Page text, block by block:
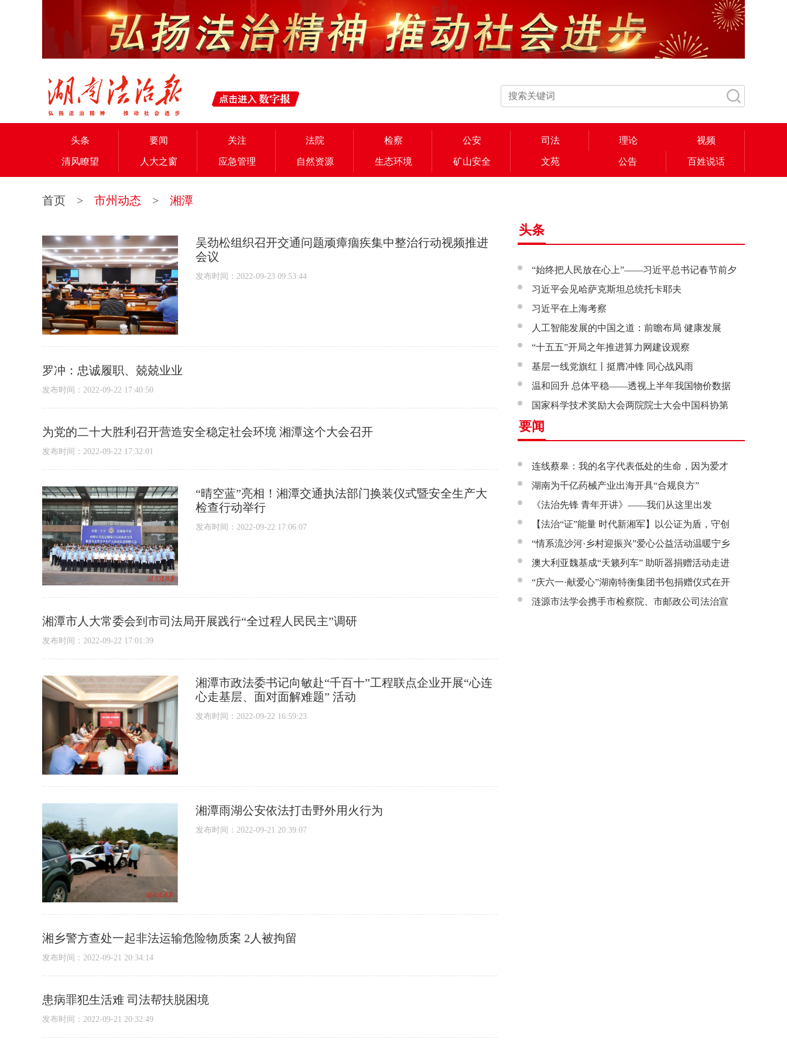
头条 要闻 关注 法院 检察 公安 司法 理论 视频
清风瞭望 人大之窗 应急管理 自然资源 生态环境 矿山安全 文苑 公告 百姓说话
首页 > 市州动态 > 湘潭
吴劲松组织召开交通问题顽瘴痼疾集中整治行动视频推进
会议
发布时间：2022-09-23 09:53:44
罗冲：忠诚履职、兢兢业业
发布时间：2022-09-22 17:40:50
为党的二十大胜利召开营造安全稳定社会环境 湘潭这个大会召开
发布时间：2022-09-22 17:32:01
“晴空蓝”亮相！湘潭交通执法部门换装仪式暨安全生产大
检查行动举行
发布时间：2022-09-22 17:06:07
湘潭市人大常委会到市司法局开展践行“全过程人民民主”调研
发布时间：2022-09-22 17:01:39
湘潭市政法委书记向敏赴“千百十”工程联点企业开展“心连
心走基层、面对面解难题” 活动
发布时间：2022-09-22 16:59:23
湘潭雨湖公安依法打击野外用火行为
发布时间：2022-09-21 20:39:07
湘乡警方查处一起非法运输危险物质案 2人被拘留
发布时间：2022-09-21 20:34:14
患病罪犯生活难 司法帮扶脱困境
发布时间：2022-09-21 20:32:49
头条
“始终把人民放在心上”——习近平总书记春节前夕
赴辽宁看望慰问基层干部群众纪实
习近平会见哈萨克斯坦总统托卡耶夫
习近平在上海考察
人工智能发展的中国之道：前瞻布局 健康发展
“十五五”开局之年推进算力网建设观察
基层一线党旗红丨挺膺冲锋 同心战风雨
温和回升 总体平稳——透视上半年我国物价数据
国家科学技术奖励大会两院院士大会中国科协第
十一次全国代表大会在京召开
要闻
连线蔡皋：我的名字代表低处的生命，因为爱才
接近理想的高地
湖南为千亿药械产业出海开具“合规良方”
《法治先锋 青年开讲》——我们从这里出发
【法治“证”能量 时代新湘军】以公证为盾，守创
新之魂 湖南青年公证人为知识产权保护筑牢防线
“情系流沙河·乡村迎振兴”爱心公益活动温暖宁乡
市流沙河镇
澳大利亚魏基成“天籁列车” 助听器捐赠活动走进
开慧镇
“庆六一·献爱心”湖南特衡集团书包捐赠仪式在开
慧镇举行
涟源市法学会携手市检察院、市邮政公司法治宣